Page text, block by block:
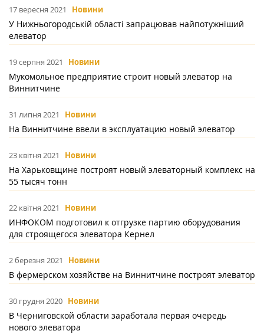
17 вересня 2021 Новини
У Нижньогородській області запрацював найпотужніший
елеватор
19 серпня 2021 Новини
Мукомольное предприятие строит новый элеватор на
Виннитчине
31 липня 2021 Новини
На Виннитчине ввели в эксплуатацию новый элеватор
23 квітня 2021 Новини
На Харьковщине построят новый элеваторный комплекс на
55 тысяч тонн
22 квітня 2021 Новини
ИНФОКОМ подготовил к отгрузке партию оборудования
для строящегося элеватора Кернел
2 березня 2021 Новини
В фермерском хозяйстве на Виннитчине построят элеватор
30 грудня 2020 Новини
В Черниговской области заработала первая очередь
нового элеватора